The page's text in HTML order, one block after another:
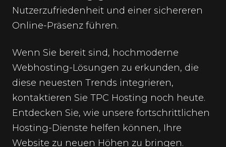
Nutzerzufriedenheit und einer sichereren
Online-Präsenz führen.
Wenn Sie bereit sind, hochmoderne
Webhosting-Lösungen zu erkunden, die
diese neuesten Trends integrieren,
kontaktieren Sie TPC Hosting noch heute.
Entdecken Sie, wie unsere fortschrittlichen
Hosting-Dienste helfen können, Ihre
Website zu neuen Höhen zu bringen.